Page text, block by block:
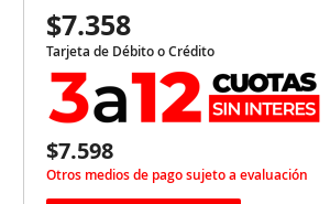
$7.358
Tarjeta de Débito o Crédito
$7.598
Otros medios de pago sujeto a evaluación